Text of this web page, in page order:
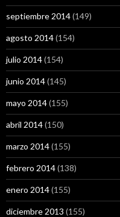
septiembre 2014(149)
agosto 2014(154)
julio 2014(154)
junio 2014(145)
mayo 2014(155)
abril 2014(150)
marzo 2014(155)
febrero 2014(138)
enero 2014(155)
diciembre 2013 (155)